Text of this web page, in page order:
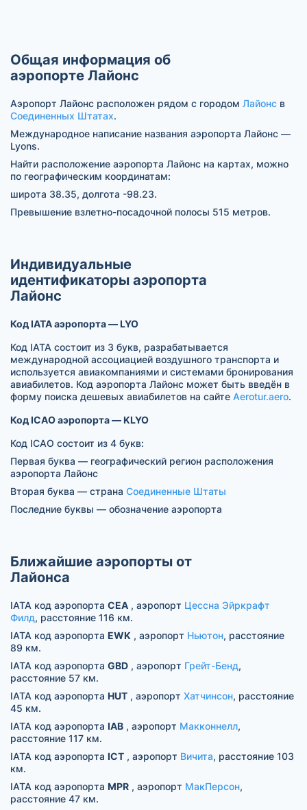
Общая информация об
аэропорте Лайонс
Аэропорт Лайонс расположен рядом с городом Лайонс в
Соединенных Штатах.
Международное написание названия аэропорта Лайонс —
Lyons.
Найти расположение аэропорта Лайонс на картах, можно
по географическим координатам:
широта 38.35, долгота -98.23.
Превышение взлетно-посадочной полосы 515 метров.
Индивидуальные
идентификаторы аэропорта
Лайонс
Код IATA аэропорта — LYO
Код IATA состоит из 3 букв, разрабатывается
международной ассоциацией воздушного транспорта и
используется авиакомпаниями и системами бронирования
авиабилетов. Код аэропорта Лайонс может быть введён в
форму поиска дешевых авиабилетов на сайте Aerotur.aero.
Код ICAO аэропорта — KLYO
Код ICAO состоит из 4 букв:
Первая буква — географический регион расположения
аэропорта Лайонс
Вторая буква — страна Соединенные Штаты
Последние буквы — обозначение аэропорта
Ближайшие аэропорты от
Лайонса
IATA код аэропорта CEA , аэропорт Цессна Эйркрафт
Филд, расстояние 116 км.
IATA код аэропорта EWK , аэропорт Ньютон, расстояние
89 км.
IATA код аэропорта GBD , аэропорт Грейт-Бенд,
расстояние 57 км.
IATA код аэропорта HUT , аэропорт Хатчинсон, расстояние
45 км.
IATA код аэропорта IAB , аэропорт Макконнелл,
расстояние 117 км.
IATA код аэропорта ICT , аэропорт Вичита, расстояние 103
км.
IATA код аэропорта MPR , аэропорт МакПерсон,
расстояние 47 км.